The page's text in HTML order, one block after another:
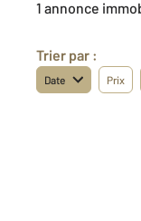
1 annonce
Trier par :
Date Prix